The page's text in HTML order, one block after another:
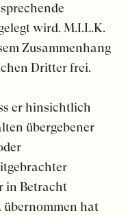
wird. M.I.L.K.
Zusammenhang
Dritter frei.
er hinsichtlich
übergebener
in Betracht
übernommen hat